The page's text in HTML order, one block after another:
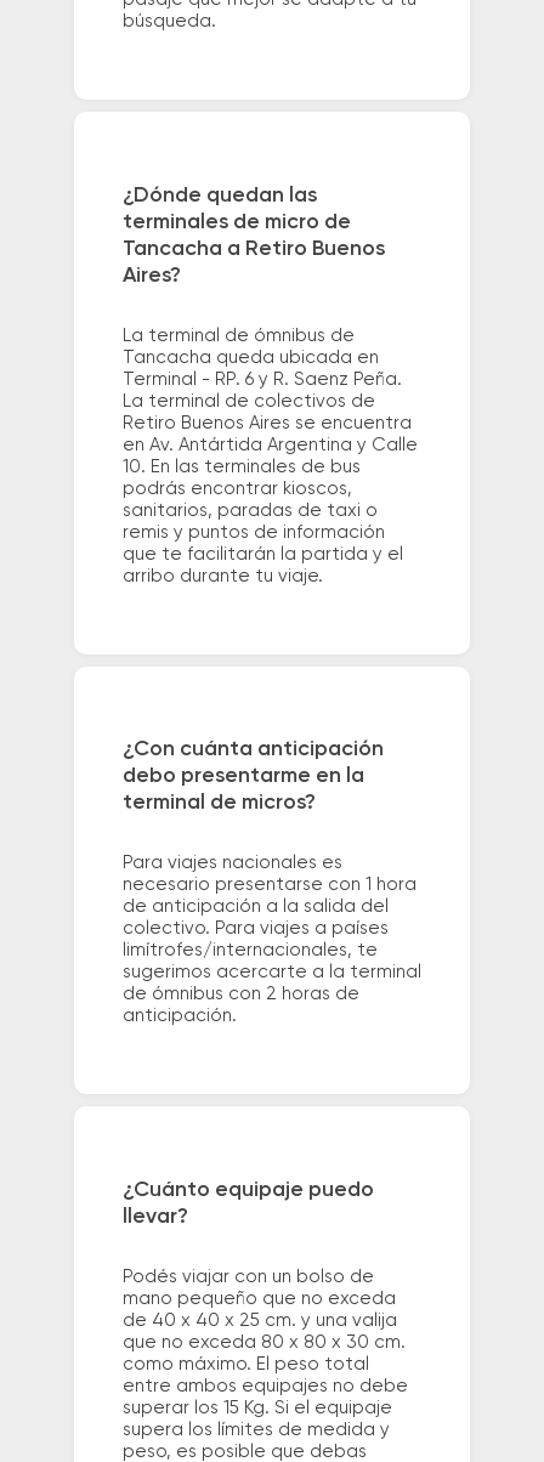
búsqueda.
¿Dónde quedan las
terminales de micro de
Tancacha a Retiro Buenos
Aires?
La terminal de ómnibus de
Tancacha queda ubicada en
Terminal - RP. 6 y R. Saenz Peña.
La terminal de colectivos de
Retiro Buenos Aires se encuentra
en Av. Antártida Argentina y Calle
10. En las terminales de bus
podrás encontrar kioscos,
sanitarios, paradas de taxi o
remis y puntos de información
que te facilitarán la partida y el
arribo durante tu viaje.
¿Con cuánta anticipación
debo presentarme en la
terminal de micros?
Para viajes nacionales es
necesario presentarse con 1 hora
de anticipación a la salida del
colectivo. Para viajes a países
limítrofes/internacionales, te
sugerimos acercarte a la terminal
de ómnibus con 2 horas de
anticipación.
¿Cuánto equipaje puedo
llevar?
Podés viajar con un bolso de
mano pequeño que no exceda
de 40 x 40 x 25 cm. y una valija
que no exceda 80 x 80 x 30 cm.
como máximo. El peso total
entre ambos equipajes no debe
superar los 15 Kg. Si el equipaje
supera los límites de medida y
peso, es posible que debas